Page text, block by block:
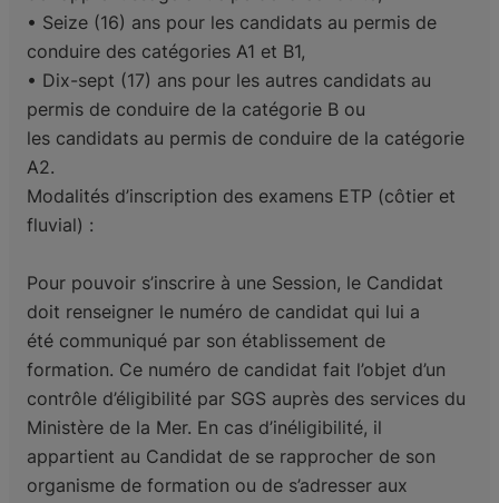
• Seize (16) ans pour les candidats au permis de
conduire des catégories A1 et B1,
• Dix-sept (17) ans pour les autres candidats au
permis de conduire de la catégorie B ou
les candidats au permis de conduire de la catégorie
A2.
Modalités d’inscription des examens ETP (côtier et
fluvial) :
Pour pouvoir s’inscrire à une Session, le Candidat
doit renseigner le numéro de candidat qui lui a
été communiqué par son établissement de
formation. Ce numéro de candidat fait l’objet d’un
contrôle d’éligibilité par SGS auprès des services du
Ministère de la Mer. En cas d’inéligibilité, il
appartient au Candidat de se rapprocher de son
organisme de formation ou de s’adresser aux